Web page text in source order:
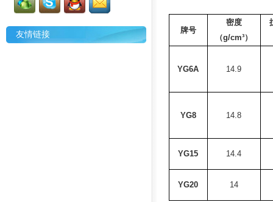
友情链接 牌号
密度
（g/cm³）
YG6A 14.9
YG8 14.8
YG15 14.4
YG20 14